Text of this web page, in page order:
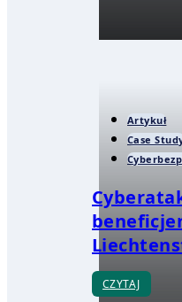
Artykuł
Case
CZYTAJ